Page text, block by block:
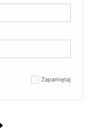
Zapamiętaj